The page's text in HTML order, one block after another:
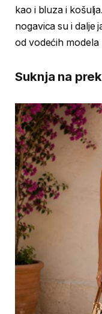
kao i bluza i
nogavica su i dalje
od vodećih modela
Suknja na